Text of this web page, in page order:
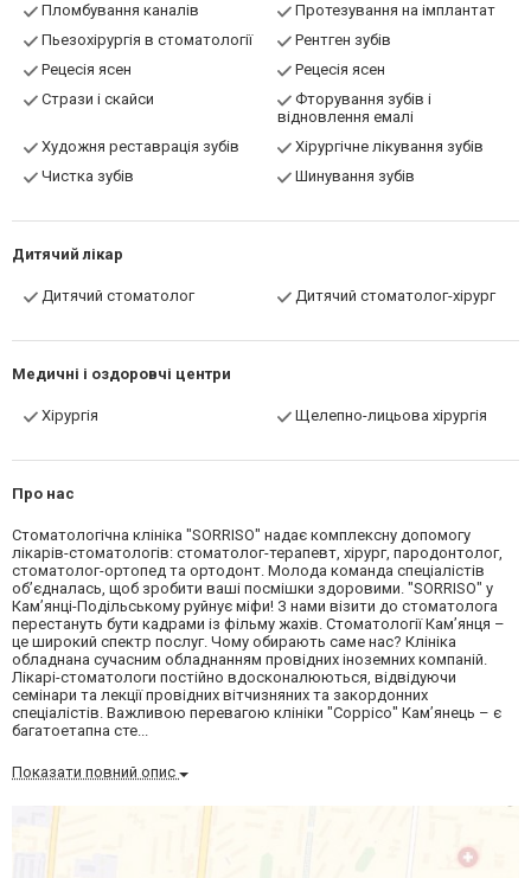
Пломбування каналів
Протезування на імплантат
Пьезохірургія в стоматології
Рентген зубів
Рецесія ясен
Рецесія ясен
Стрази і скайси
Фторування зубів і
відновлення емалі
Художня реставрація зубів
Хірургічне лікування зубів
Чистка зубів
Шинування зубів
Дитячий лікар
Дитячий стоматолог Дитячий стоматолог-хірург
Медичні і оздоровчі центри
Хірургія Щелепно-лицьова хірургія
Про нас
Стоматологічна клініка "SORRISO" надає комплексну допомогу
лікарів-стоматологів: стоматолог-терапевт, хірург, пародонтолог,
стоматолог-ортопед та ортодонт. Молода команда спеціалістів
об’єдналась, щоб зробити ваші посмішки здоровими. "SORRISO" у
Кам’янці-Подільському руйнує міфи! З нами візити до стоматолога
перестануть бути кадрами із фільму жахів. Стоматології Кам’янця –
це широкий спектр послуг. Чому обирають саме нас? Клініка
обладнана сучасним обладнанням провідних іноземних компаній.
Лікарі-стоматологи постійно вдосконалюються, відвідуючи
семінари та лекції провідних вітчизняних та закордонних
спеціалістів. Важливою перевагою клініки "Соррісо" Кам’янець – є
багатоетапна сте...
Показати повний опис